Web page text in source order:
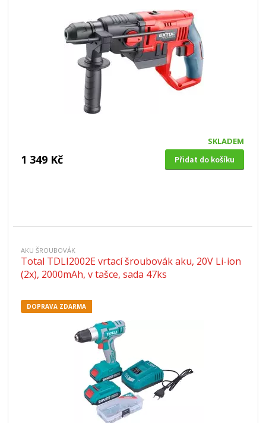
SKLADEM
1 349 Kč Přidat do košíku
AKU ŠROUBOVÁK
Total TDLI2002E vrtací šroubovák aku, 20V Li-ion
(2x), 2000mAh, v tašce, sada 47ks
DOPRAVA ZDARMA